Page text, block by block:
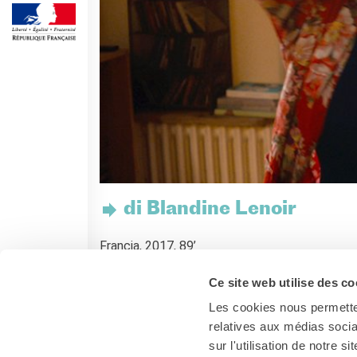
Ce site web utilise des
Les cookies nous
relatives aux médias
sur l'utilisation de notre
Corsi aziendali
Informazioni utili: Calendario
Corsi di teatro
DIPLOMI & TEST
Diplomi DELF DALF
Test di lingua TCF
SERVIZIO TRADUZIONE
MEDIATECA
Catalogo
Culturethèque
CINEMA
Soggiorni linguistici in
di Blandine Lenoir
Francia, 2017, 89’